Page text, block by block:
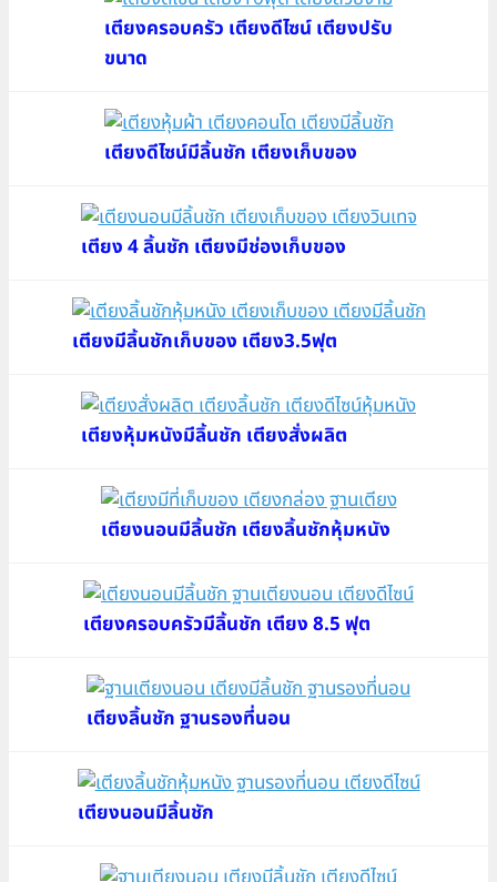
เตียงครอบครัว เตียงดีไซน์ เตียงปรับ
ขนาด
เตียงดีไซน์มีลิ้นชัก เตียงเก็บของ
เตียง 4 ลิ้นชัก เตียงมีช่องเก็บของ
เตียงมีลิ้นชักเก็บของ เตียง3.5ฟุต
เตียงหุ้มหนังมีลิ้นชัก เตียงสั่งผลิต
เตียงนอนมีลิ้นชัก เตียงลิ้นชักหุ้มหนัง
เตียงครอบครัวมีลิ้นชัก เตียง 8.5 ฟุต
เตียงลิ้นชัก ฐานรองที่นอน
เตียงนอนมีลิ้นชัก